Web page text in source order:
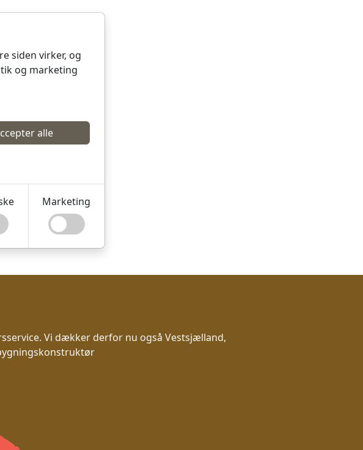
siden virker, og
og marketing
alle
Marketing
Vi dækker derfor nu også Vestsjælland,